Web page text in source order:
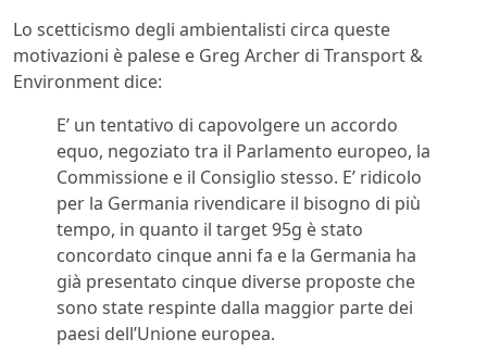
Lo scetticismo degli ambientalisti circa queste
motivazioni è palese e Greg Archer di Transport &
Environment dice:
E’ un tentativo di capovolgere un accordo
equo, negoziato tra il Parlamento europeo, la
Commissione e il Consiglio stesso. E’ ridicolo
per la Germania rivendicare il bisogno di più
tempo, in quanto il target 95g è stato
concordato cinque anni fa e la Germania ha
già presentato cinque diverse proposte che
sono state respinte dalla maggior parte dei
paesi dell’Unione europea.